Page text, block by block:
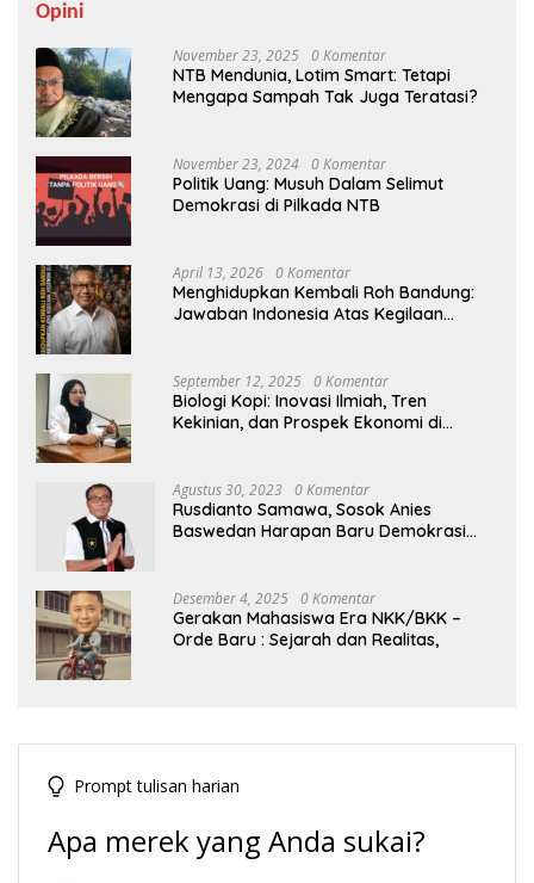
Opini
November 23, 2025 0 Komentar
NTB Mendunia, Lotim Smart: Tetapi
Mengapa Sampah Tak Juga Teratasi?
November 23, 2024 0 Komentar
Politik Uang: Musuh Dalam Selimut
Demokrasi di Pilkada NTB
April 13, 2026 0 Komentar
Menghidupkan Kembali Roh Bandung:
Jawaban Indonesia Atas Kegilaan
September 12, 2025 0 Komentar
Biologi Kopi: Inovasi Ilmiah, Tren
Kekinian, dan Prospek Ekonomi di
Agustus 30, 2023 0 Komentar
Rusdianto Samawa, Sosok Anies
Baswedan Harapan Baru Demokrasi
Desember 4, 2025 0 Komentar
Gerakan Mahasiswa Era NKK/BKK –
Orde Baru : Sejarah dan Realitas,
Prompt tulisan harian
Apa merek yang Anda sukai?